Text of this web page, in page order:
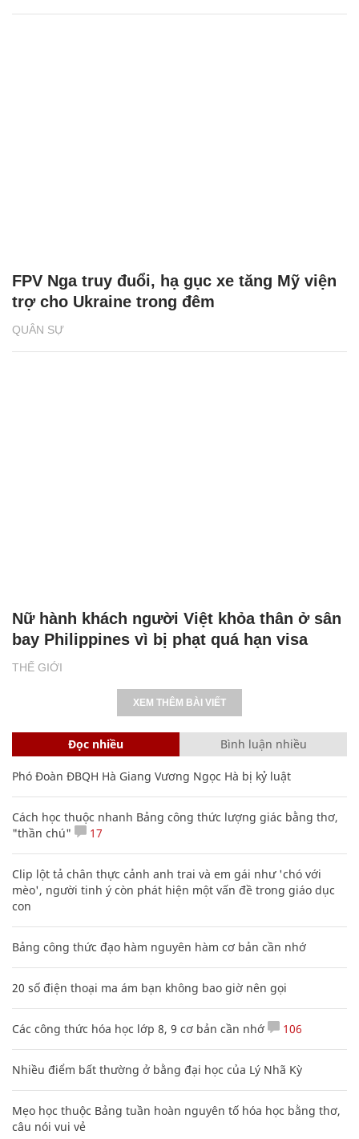
QUÂN SỰ
FPV Nga truy đuổi, hạ gục xe tăng Mỹ viện
trợ cho Ukraine trong đêm
THẾ GIỚI
Nữ hành khách người Việt khỏa thân ở sân
bay Philippines vì bị phạt quá hạn visa
XEM THÊM BÀI VIẾT
Đọc nhiều Bình luận nhiều
Phó Đoàn ĐBQH Hà Giang Vương Ngọc Hà bị kỷ luật
Cách học thuộc nhanh Bảng công thức lượng giác bằng thơ,
"thần chú"
17
Clip lột tả chân thực cảnh anh trai và em gái như 'chó với
mèo', người tinh ý còn phát hiện một vấn đề trong giáo dục
con
Bảng công thức đạo hàm nguyên hàm cơ bản cần nhớ
20 số điện thoại ma ám bạn không bao giờ nên gọi
Các công thức hóa học lớp 8, 9 cơ bản cần nhớ 106
Nhiều điểm bất thường ở bằng đại học của Lý Nhã Kỳ
Mẹo học thuộc Bảng tuần hoàn nguyên tố hóa học bằng thơ,
câu nói vui vẻ